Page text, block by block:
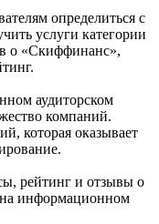
определиться с
услуги категории
о «Скиффинанс»,
аудиторском
компаний.
которая оказывает
рейтинг и отзывы о
информационном